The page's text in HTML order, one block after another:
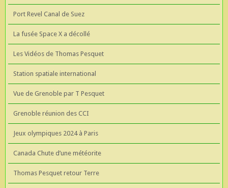
Port Revel Canal de Suez
La fusée Space X a décollé
Les Vidéos de Thomas Pesquet
Station spatiale international
Vue de Grenoble par T Pesquet
Grenoble réunion des CCI
Jeux olympiques 2024 à Paris
Canada Chute d’une météorite
Thomas Pesquet retour Terre